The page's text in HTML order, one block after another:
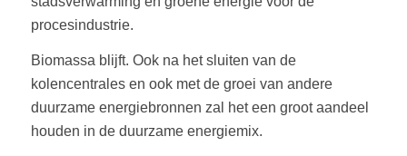
procesindustrie.
Biomassa blijft. Ook na het sluiten van de
kolencentrales en ook met de groei van andere
duurzame energiebronnen zal het een groot aandeel
houden in de duurzame energiemix.